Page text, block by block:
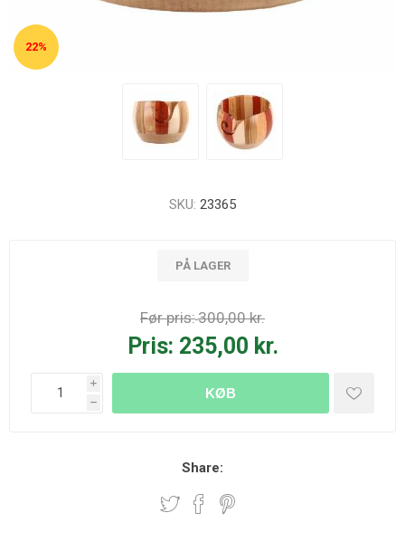
22%
SKU: 23365
PÅ LAGER
Før pris:300,00 kr.
Pris: 235,00 kr.
i
h
KØB
Share: